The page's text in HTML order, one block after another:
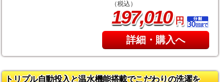
（税込）
197,010円
詳細・購入へ
トリプル自動投入と温水機能搭載でこだわりの洗濯を